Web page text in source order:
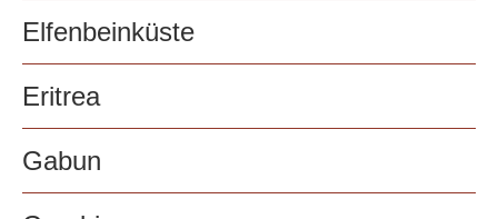
Elfenbeinküste
Eritrea
Gabun